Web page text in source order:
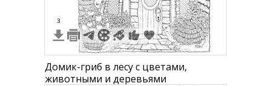
3
Домик-гриб в лесу с цветами,
животными и деревьями